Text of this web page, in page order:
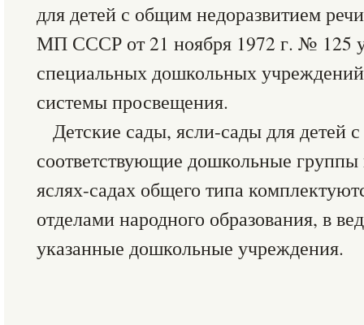
для детей с общим недоразвитием
МП СССР от 21 ноября 1972 г. № 125
специальных дошкольных
системы просвещения.
Детские сады, ясли-сады для детей
соответствующие дошкольные группы
яслях-садах общего типа
отделами народного образования, в
указанные дошкольные учреждения.